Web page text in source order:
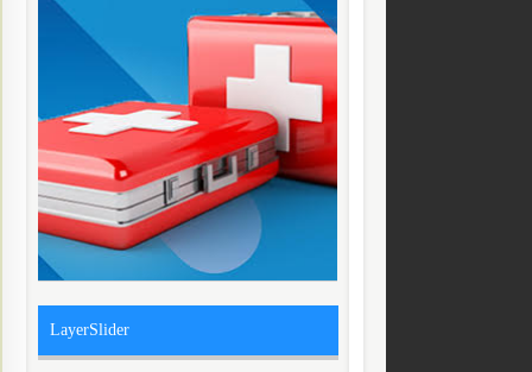
LayerSlider